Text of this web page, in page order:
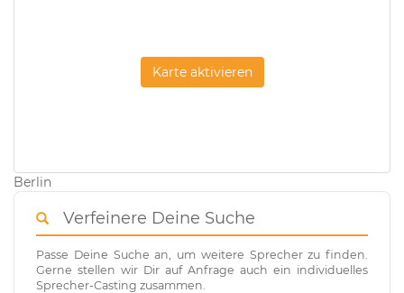
Karte aktivieren
Berlin
Verfeinere Deine Suche
Passe Deine Suche an, um weitere Sprecher zu finden.
Gerne stellen wir Dir auf Anfrage auch ein individuelles
Sprecher-Casting zusammen.